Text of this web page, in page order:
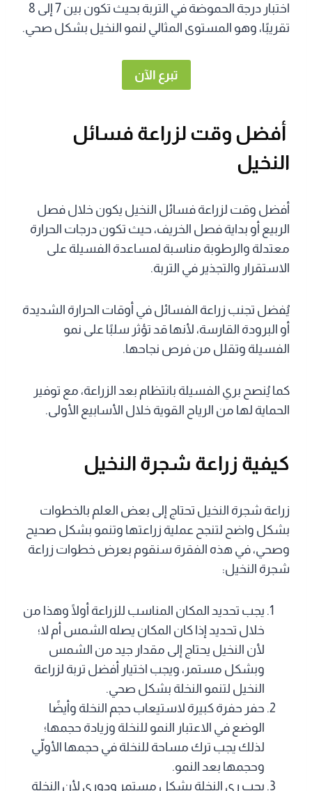
اختبار درجة الحموضة في التربة بحيث تكون بين 7 إلى 8
تقريبًا، وهو المستوى المثالي لنمو النخيل بشكل صحي.
تبرع الآن
أفضل وقت لزراعة فسائل
النخيل
أفضل وقت لزراعة فسائل النخيل يكون خلال فصل
الربيع أو بداية فصل الخريف، حيث تكون درجات الحرارة
معتدلة والرطوبة مناسبة لمساعدة الفسيلة على
الاستقرار والتجذير في التربة.
يُفضل تجنب زراعة الفسائل في أوقات الحرارة الشديدة
أو البرودة القارسة، لأنها قد تؤثر سلبًا على نمو
الفسيلة وتقلل من فرص نجاحها.
كما يُنصح بري الفسيلة بانتظام بعد الزراعة، مع توفير
الحماية لها من الرياح القوية خلال الأسابيع الأولى.
كيفية زراعة شجرة النخيل
زراعة شجرة النخيل تحتاج إلى بعض العلم بالخطوات
بشكل واضح لتنجح عملية زراعتها وتنمو بشكل صحيح
وصحي، في هذه الفقرة سنقوم بعرض خطوات زراعة
شجرة النخيل:
يجب تحديد المكان المناسب للزراعة أولًا وهذا من
خلال تحديد إذا كان المكان يصله الشمس أم لا؛
لأن النخيل يحتاج إلى مقدار جيد من الشمس
وبشكل مستمر، ويجب اختيار أفضل تربة لزراعة
النخيل لتنمو النخلة بشكل صحي.
حفر حفرة كبيرة لاستيعاب حجم النخلة وأيضًا
الوضع في الاعتبار النمو للنخلة وزيادة حجمها؛
لذلك يجب ترك مساحة للنخلة في حجمها الأولّي
وحجمها بعد النمو.
يجب ري النخلة بشكل مستمر ودوري لأن النخلة